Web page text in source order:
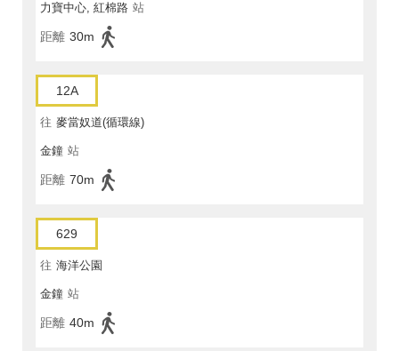
力寶中心, 紅棉路 站
距離 30m
12A
往 麥當奴道(循環線)
金鐘 站
距離 70m
629
往 海洋公園
金鐘 站
距離 40m